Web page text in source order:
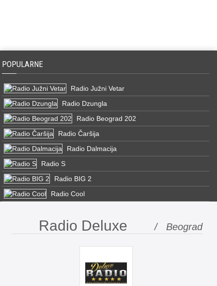
POPULARNE
Radio Južni Vetar
Radio Dzungla
Radio Beograd 202
Radio Čaršija
Radio Dalmacija
Radio S
Radio BIG 2
Radio Cool
Radio Deluxe / Beograd